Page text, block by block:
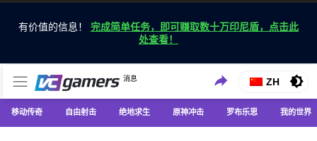
有价值的信息！ 完成简单任务，即可赚取数十万印尼盾，点击此
处查看！
VC游戏新闻
消息
仅在 VCGamers 获取最新的游戏新闻
ZH
移动传奇 自由射击 绝地求生 原神冲击 罗布乐思 我的世界